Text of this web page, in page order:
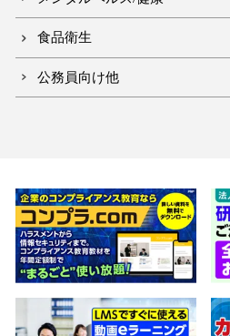
食品衛生
公務員向け他